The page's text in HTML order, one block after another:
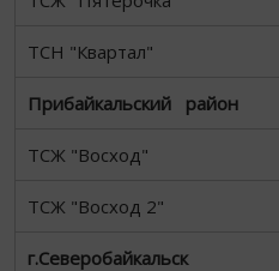
ТСН "Квартал"
Прибайкальский район
ТСЖ "Восход"
ТСЖ "Восход 2"
г.Северобайкальск